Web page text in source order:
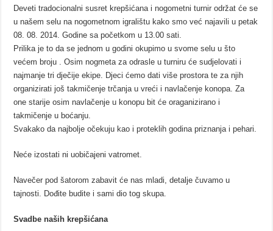
Deveti tradocionalni susret krepšićana i nogometni turnir održat će se
u našem selu na nogometnom igralištu kako smo već najavili u petak
08. 08. 2014. Godine sa početkom u 13.00 sati.
Prilika je to da se jednom u godini okupimo u svome selu u što
većem broju . Osim nogmeta za odrasle u turniru će sudjelovati i
najmanje tri dječije ekipe. Djeci ćemo dati više prostora te za njih
organizirati još takmičenje trčanja u vreći i navlačenje konopa. Za
one starije osim navlačenje u konopu bit će oraganizirano i
takmičenje u boćanju.
Svakako da najbolje očekuju kao i proteklih godina priznanja i pehari.
Neće izostati ni uobičajeni vatromet.
Navečer pod šatorom zabavit će nas mladi, detalje čuvamo u
tajnosti. Dođite budite i sami dio tog skupa.
Svadbe naših krepšićana